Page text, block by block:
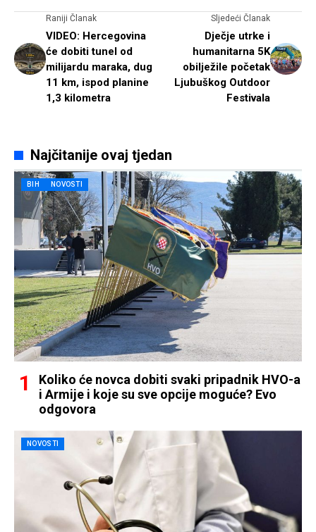
Raniji Članak
VIDEO: Hercegovina
će dobiti tunel od
milijardu maraka, dug
11 km, ispod planine
1,3 kilometra
Sljedeći Članak
Dječje utrke i
humanitarna 5K
obilježile početak
Ljubuškog Outdoor
Festivala
Najčitanije ovaj tjedan
BIH NOVOSTI
Koliko će novca dobiti svaki pripadnik HVO-a
i Armije i koje su sve opcije moguće? Evo
odgovora
NOVOSTI